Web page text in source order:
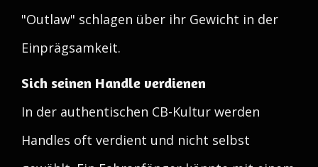
"Outlaw" schlagen über ihr Gewicht in der
Einprägsamkeit.
Sich seinen Handle verdienen
In der authentischen CB-Kultur werden
Handles oft verdient und nicht selbst